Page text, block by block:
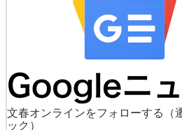
文春オンラインをフォローする
ック）